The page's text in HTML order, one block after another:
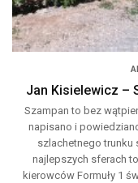
Jan Kisielewicz –
Szampan to bez
napisano i
szlachetnego trunku
najlepszych sferach
kierowców Formuły 1